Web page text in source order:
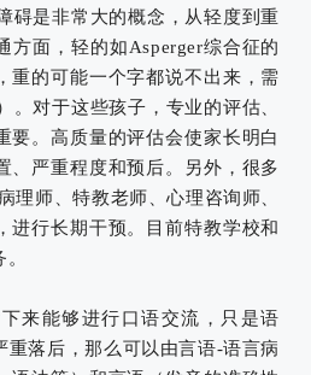
碍是非常大的概念，从轻度到重
方面，轻的如Asperger综合征的
重的可能一个字都说不出来，需
。对于这些孩子，专业的评估、
要。高质量的评估会使家长明白
、严重程度和预后。
另外，很多
理师、特教老师、心理咨询师、
进行长期干预。
目前特教学校和
来能够进行口语交流，只是语
重落后，那么可以由言语-语言病